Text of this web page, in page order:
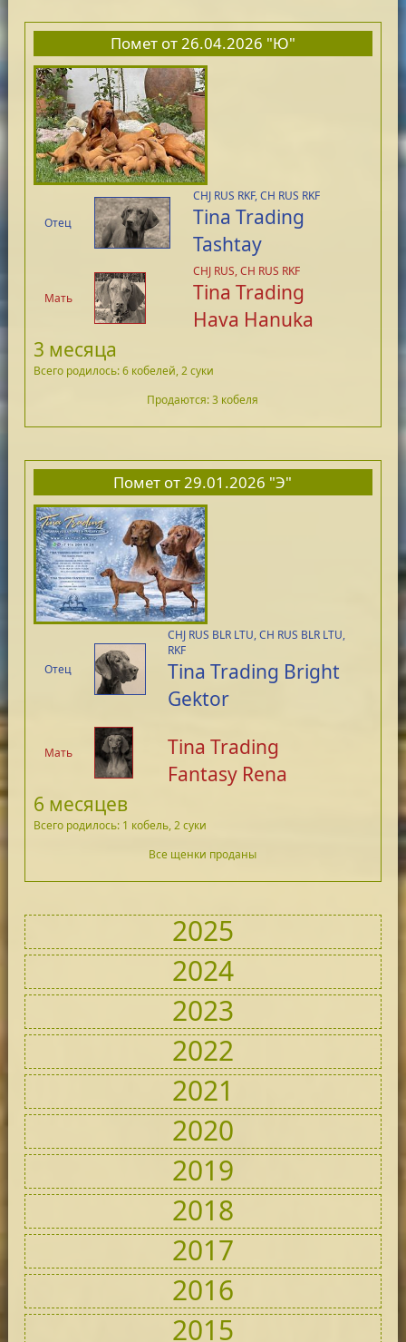
Помет от 26.04.2026 "Ю"
Отец
CHJ RUS RKF, CH RUS RKF
Tina Trading
Tashtay
Мать
CHJ RUS, CH RUS RKF
Tina Trading
Hava Hanuka
3 месяца
Всего родилось: 6 кобелей, 2 суки
Продаются: 3 кобеля
Помет от 29.01.2026 "Э"
Отец
CHJ RUS BLR LTU, CH RUS BLR LTU,
RKF
Tina Trading Bright
Gektor
Мать
Tina Trading
Fantasy Rena
6 месяцев
Всего родилось: 1 кобель, 2 суки
Все щенки проданы
2025
2024
2023
2022
2021
2020
2019
2018
2017
2016
2015